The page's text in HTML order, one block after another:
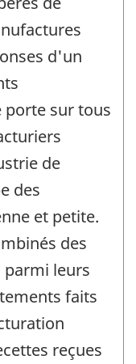
d'un
sur tous
de
des
et petite.
des
parmi leurs
faits
reçues